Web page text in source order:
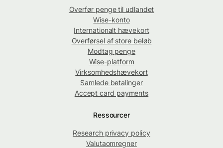
Overfør penge til udlandet
Wise-konto
Internationalt hævekort
Overførsel af store beløb
Modtag penge
Wise-platform
Virksomhedshævekort
Samlede betalinger
Accept card payments
Ressourcer
Research privacy policy
Valutaomregner